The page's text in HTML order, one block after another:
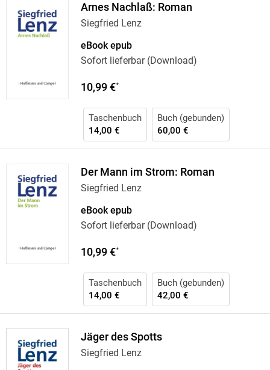
Arnes Nachlaß: Roman
Siegfried Lenz
eBook epub
Sofort lieferbar (Download)
10,99 €*
Taschenbuch
14,00 €
Buch (gebunden)
60,00 €
Der Mann im Strom: Roman
Siegfried Lenz
eBook epub
Sofort lieferbar (Download)
10,99 €*
Taschenbuch
14,00 €
Buch (gebunden)
42,00 €
Jäger des Spotts
Siegfried Lenz